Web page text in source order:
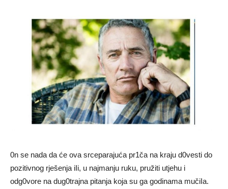
0n se nada da će ova srceparajuća pr1ča na kraju d0vesti do
pozitivnog rješenja iIi, u najmanju ruku, pružiti utjehu i
odg0vore na dug0trajna pitanja koja su ga godinama mučiIa.